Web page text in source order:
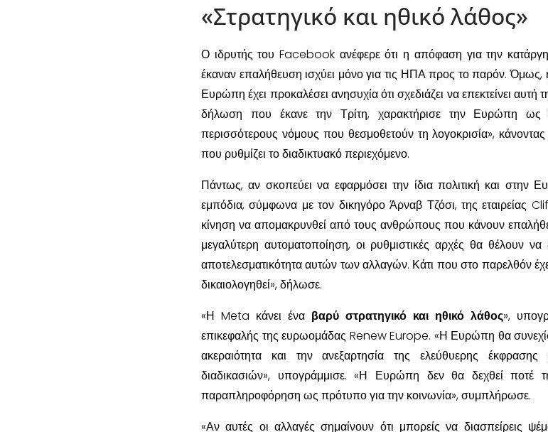
«Στρατηγικό και ηθικό λάθος»
Ο ιδρυτής του Facebook ανέφερε ότι η απόφαση για την
έκαναν επαλήθευση ισχύει μόνο για τις ΗΠΑ προς το παρόν. Όμως,
Ευρώπη έχει προκαλέσει ανησυχία ότι σχεδιάζει να επεκτείνει αυτή
δήλωση που έκανε την Τρίτη, χαρακτήρισε την Ευρώπη ως
περισσότερους νόμους που θεσμοθετούν τη λογοκρισία»,
που ρυθμίζει το διαδικτυακό περιεχόμενο.
Πάντως, αν σκοπεύει να εφαρμόσει την ίδια πολιτική και στην
εμπόδια, σύμφωνα με τον δικηγόρο Άρναβ Τζόσι, της εταιρείας
κίνηση να απομακρυνθεί από τους ανθρώπους που κάνουν
μεγαλύτερη αυτοματοποίηση, οι ρυθμιστικές αρχές θα θέλουν να
αποτελεσματικότητα αυτών των αλλαγών. Κάτι που στο παρελθόν
δικαιολογηθεί», δήλωσε.
«Η Meta κάνει ένα βαρύ στρατηγικό και ηθικό λάθος»,
επικεφαλής της ευρωομάδας Renew Europe. «Η Ευρώπη θα
ακεραιότητα και την ανεξαρτησία της ελεύθυερης
διαδικασιών», υπογράμμισε. «Η Ευρώπη δεν θα δεχθεί ποτέ
παραπληροφόρηση ως πρότυπο για την κοινωνία», συμπλήρωσε.
«Αν αυτές οι αλλαγές σημαίνουν ότι μπορείς να διασπείρεις